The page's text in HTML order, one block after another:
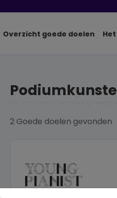
Overzicht goede doelen
2 Goede doelen gevonden